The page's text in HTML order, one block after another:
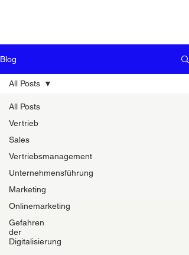
Blog
All Posts
Vertrieb
Sales
Vertriebsmanagement
Unternehmensführung
Marketing
Onlinemarketing
Gefahren
der
Digitalisierung
All Posts